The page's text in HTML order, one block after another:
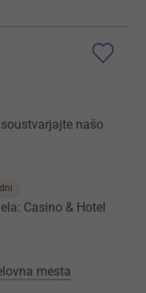
našo
Casino & Hotel
mesta